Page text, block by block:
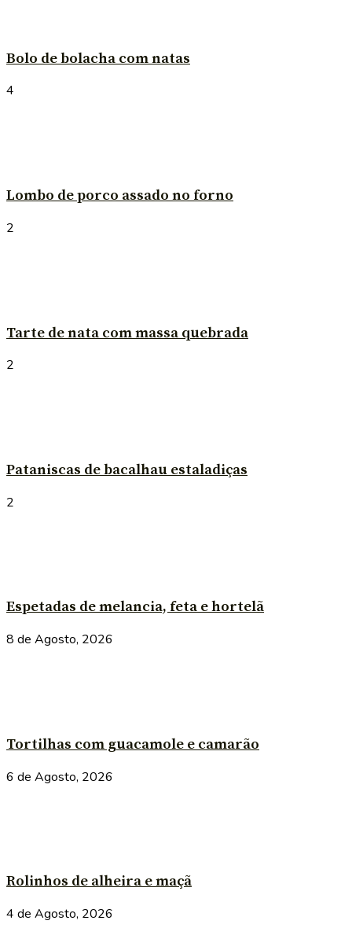
Bolo de bolacha com natas
4
Lombo de porco assado no forno
2
Tarte de nata com massa quebrada
2
Pataniscas de bacalhau estaladiças
2
Espetadas de melancia, feta e hortelã
8 de Agosto, 2026
Tortilhas com guacamole e camarão
6 de Agosto, 2026
Rolinhos de alheira e maçã
4 de Agosto, 2026